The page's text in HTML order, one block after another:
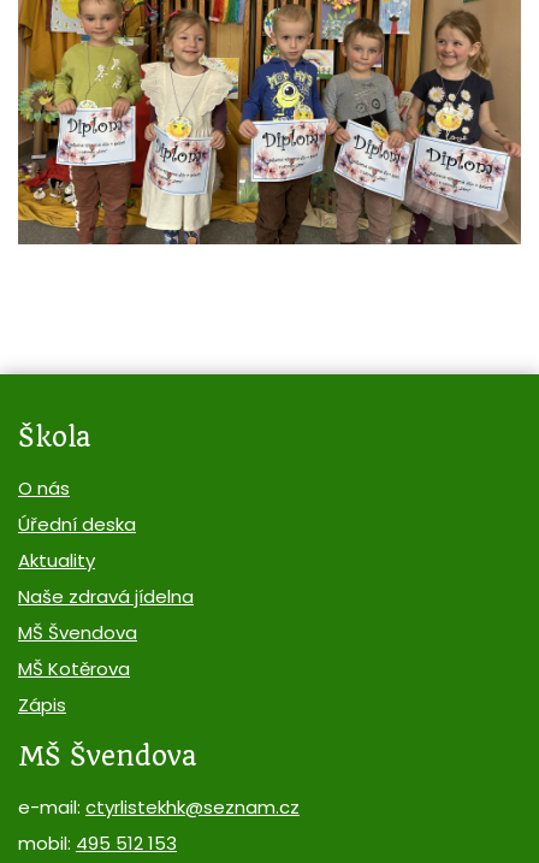
Škola
O nás
Úřední deska
Aktuality
Naše zdravá jídelna
MŠ Švendova
MŠ Kotěrova
Zápis
MŠ Švendova
e-mail: ctyrlistekhk@seznam.cz
mobil: 495 512 153